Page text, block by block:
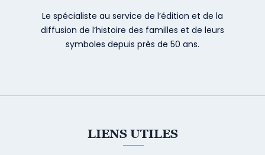
Le spécialiste au service de l’édition et de la
diffusion de l’histoire des familles et de leurs
symboles depuis près de 50 ans.
LIENS UTILES